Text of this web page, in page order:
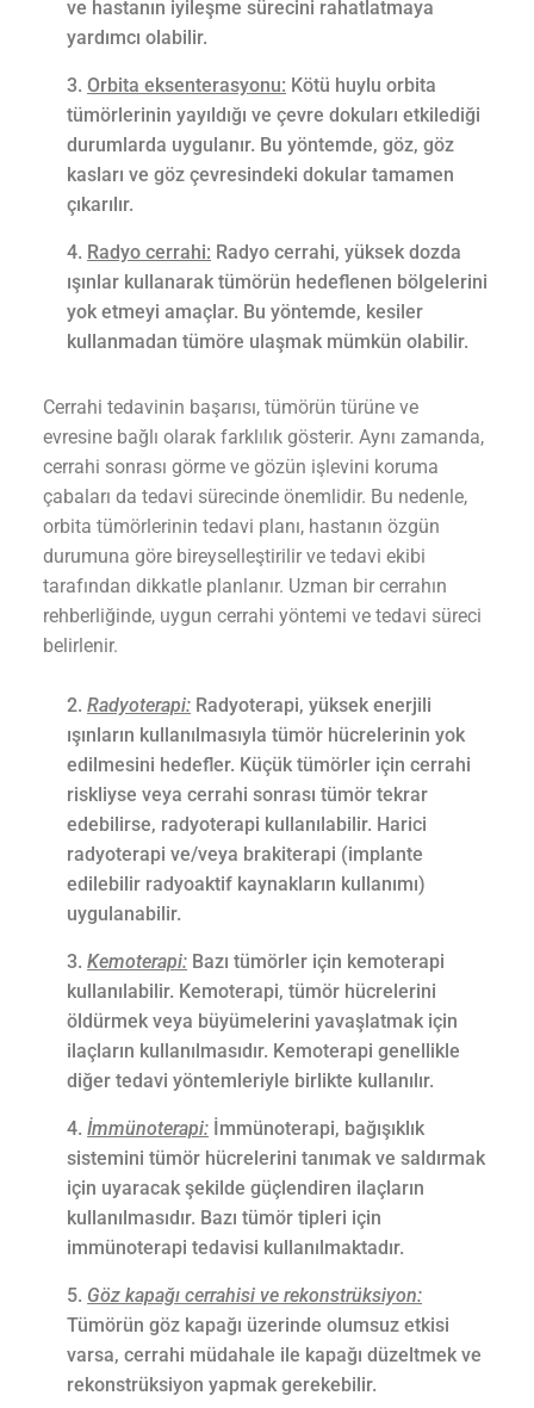
ve hastanın iyileşme sürecini rahatlatmaya
yardımcı olabilir.
Orbita eksenterasyonu: Kötü huylu orbita
tümörlerinin yayıldığı ve çevre dokuları etkilediği
durumlarda uygulanır. Bu yöntemde, göz, göz
kasları ve göz çevresindeki dokular tamamen
çıkarılır.
Radyo cerrahi: Radyo cerrahi, yüksek dozda
ışınlar kullanarak tümörün hedeflenen bölgelerini
yok etmeyi amaçlar. Bu yöntemde, kesiler
kullanmadan tümöre ulaşmak mümkün olabilir.
Cerrahi tedavinin başarısı, tümörün türüne ve
evresine bağlı olarak farklılık gösterir. Aynı zamanda,
cerrahi sonrası görme ve gözün işlevini koruma
çabaları da tedavi sürecinde önemlidir. Bu nedenle,
orbita tümörlerinin tedavi planı, hastanın özgün
durumuna göre bireyselleştirilir ve tedavi ekibi
tarafından dikkatle planlanır. Uzman bir cerrahın
rehberliğinde, uygun cerrahi yöntemi ve tedavi süreci
belirlenir.
Radyoterapi: Radyoterapi, yüksek enerjili
ışınların kullanılmasıyla tümör hücrelerinin yok
edilmesini hedefler. Küçük tümörler için cerrahi
riskliyse veya cerrahi sonrası tümör tekrar
edebilirse, radyoterapi kullanılabilir. Harici
radyoterapi ve/veya brakiterapi (implante
edilebilir radyoaktif kaynakların kullanımı)
uygulanabilir.
Kemoterapi: Bazı tümörler için kemoterapi
kullanılabilir. Kemoterapi, tümör hücrelerini
öldürmek veya büyümelerini yavaşlatmak için
ilaçların kullanılmasıdır. Kemoterapi genellikle
diğer tedavi yöntemleriyle birlikte kullanılır.
İmmünoterapi: İmmünoterapi, bağışıklık
sistemini tümör hücrelerini tanımak ve saldırmak
için uyaracak şekilde güçlendiren ilaçların
kullanılmasıdır. Bazı tümör tipleri için
immünoterapi tedavisi kullanılmaktadır.
Göz kapağı cerrahisi ve rekonstrüksiyon:
Tümörün göz kapağı üzerinde olumsuz etkisi
varsa, cerrahi müdahale ile kapağı düzeltmek ve
rekonstrüksiyon yapmak gerekebilir.